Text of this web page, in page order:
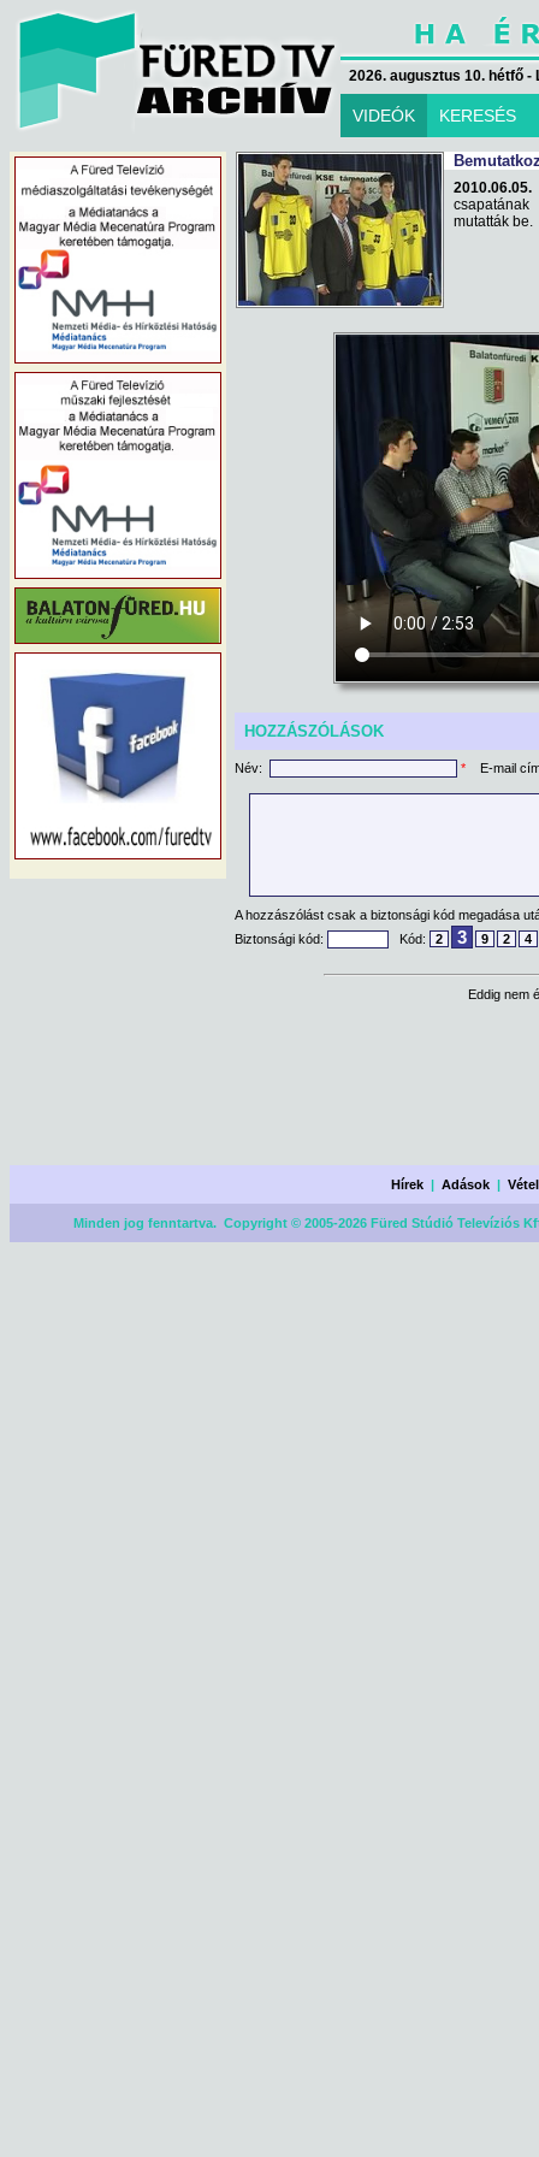
2026. augusztus 10. hétfő -
VIDEÓK KERESÉS
2010.06.05.
mutatták be.
HOZZÁSZÓLÁSOK
Név: * E-mail
A hozzászólást csak a biztonsági kód megadása
Biztonsági kód:
Kód: 2 3 9 2 4
Eddig nem
Hírek |Adások |
Minden jog fenntartva. Copyright © 2005-2026 Füred Stúdió Televíziós